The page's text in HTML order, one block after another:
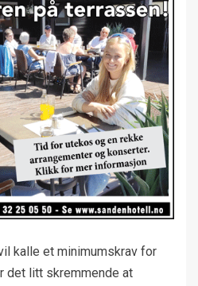
kalle et minimumskrav for
det litt skremmende at